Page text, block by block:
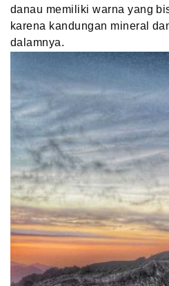
danau memiliki warna yang
karena kandungan mineral
dalamnya.